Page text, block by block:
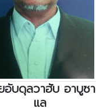
อับดุลวาฮับ อาบูซา
แล